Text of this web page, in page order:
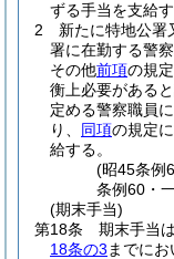
ずる手当を支給す
2
新たに特地公署
署に在勤する警
その他前項の規
衡上必要がある
定める警察職員
り、 同項の規定
給する。
(昭45条例
条例60・
(期末手当)
第18条
期末手当
18条の3 までに